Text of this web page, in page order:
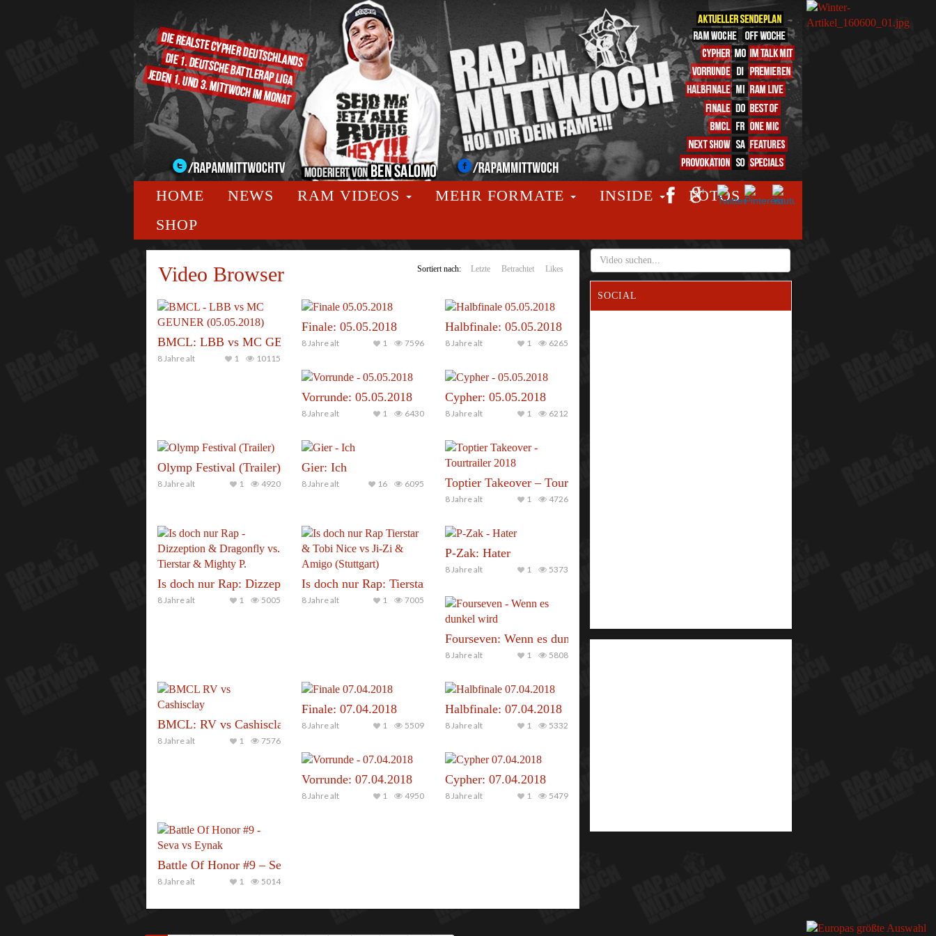
HOME NEWS RAM VIDEOS MEHR FORMATE INSIDE
FOTOS
SHOP
Video Browser Sortiert nach: Letzte Betrachtet Likes
BMCL: LBB vs MC GEUNER (05.05.2018)
8 Jahre alt 10115
1
Finale: 05.05.2018
8 Jahre alt 7596
1
Halbfinale: 05.05.2018
8 Jahre alt 6265
1
Vorrunde: 05.05.2018
8 Jahre alt 6430
1
Cypher: 05.05.2018
8 Jahre alt 6212
1
Olymp Festival (Trailer)
8 Jahre alt 4920
1
Gier: Ich
8 Jahre alt 6095
16 Toptier Takeover – Tourtrailer 2018
8 Jahre alt 4726
1
Is doch nur Rap: Dizzepticon & Dragonfly vs. Tierstar & Mighty P.
8 Jahre alt 5005
1
Is doch nur Rap: Tierstar & Tobi Nice vs Ji-Zi & Amigo (Stuttgart)
8 Jahre alt 7005
1
P-Zak: Hater
8 Jahre alt 5373
1
Fourseven: Wenn es dunkel wird
8 Jahre alt 5808
1
BMCL: RV vs Cashisclay
8 Jahre alt 7576
1
Finale: 07.04.2018
8 Jahre alt 5509
1
Halbfinale: 07.04.2018
8 Jahre alt 5332
1
Vorrunde: 07.04.2018
8 Jahre alt 4950
1
Cypher: 07.04.2018
8 Jahre alt 5479
1
Battle Of Honor #9 – Seva vs Eynak
8 Jahre alt 5014
1
SOCIAL